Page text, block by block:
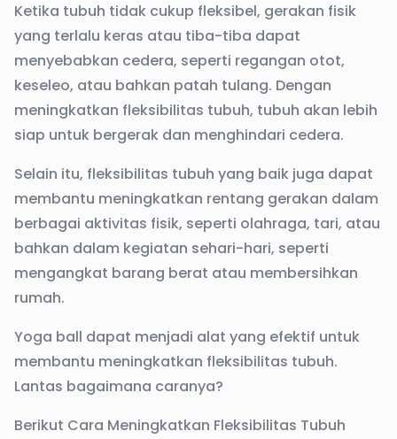
Ketika tubuh tidak cukup fleksibel, gerakan fisik
yang terlalu keras atau tiba-tiba dapat
menyebabkan cedera, seperti regangan otot,
keseleo, atau bahkan patah tulang. Dengan
meningkatkan fleksibilitas tubuh, tubuh akan lebih
siap untuk bergerak dan menghindari cedera.
Selain itu, fleksibilitas tubuh yang baik juga dapat
membantu meningkatkan rentang gerakan dalam
berbagai aktivitas fisik, seperti olahraga, tari, atau
bahkan dalam kegiatan sehari-hari, seperti
mengangkat barang berat atau membersihkan
rumah.
Yoga ball dapat menjadi alat yang efektif untuk
membantu meningkatkan fleksibilitas tubuh.
Lantas bagaimana caranya?
Berikut Cara Meningkatkan Fleksibilitas Tubuh